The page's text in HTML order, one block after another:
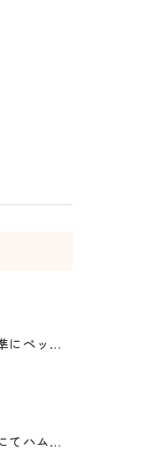
皆様は何を基準にペット葬儀社を選びますか？
横須賀市追浜にてハムスターのみかんちゃんのペット火葬のお手伝...